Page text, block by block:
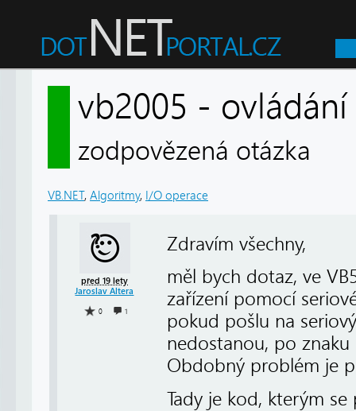
vb2005 -
zodpovězená otázka
VB.NET, Algoritmy, I/O operace
před 19 lety
Jaroslav Altera
0 1
Zdravím všechny,
měl bych dotaz, ve
zařízení pomocí
pokud pošlu na
nedostanou, po znaku
Obdobný problém je
Tady je kod, kterým